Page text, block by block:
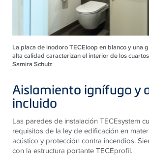
La placa de inodoro TECEloop en blanco y una
alta calidad caracterizan el interior de los
Samira Schulz
Aislamiento ignífugo y
incluido
Las paredes de instalaciónTECEsystem
requisitos de la ley de edificación en
acústico y protección contra incendios.
con la estructura portanteTECEprofil.